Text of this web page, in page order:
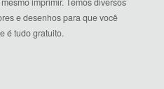
e desenhos para que você
é tudo gratuito.